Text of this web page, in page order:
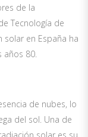
de la
Tecnología de
en España ha
años 80.
de nubes, lo
del sol. Una de